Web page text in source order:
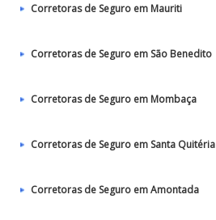
Corretoras de Seguro em Mauriti
Corretoras de Seguro em São Benedito
Corretoras de Seguro em Mombaça
Corretoras de Seguro em Santa Quitéria
Corretoras de Seguro em Amontada